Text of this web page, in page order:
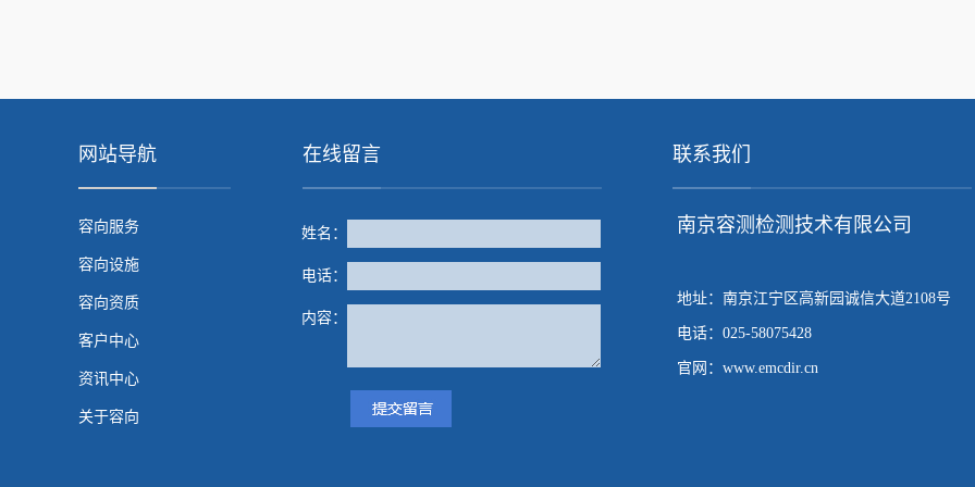
网站导航 在线留言 联系我们
容向服务
容向设施
容向资质
客户中心
资讯中心
关于容向
姓名：
电话：
内容：
南京容测检测技术有限公司
地址：南京江宁区高新园诚信大道2108号
电话：025-58075428
官网：www.emcdir.cn